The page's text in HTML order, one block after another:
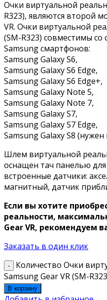
Очки виртуальной
R323), являются второй
VR. Очки виртуальной
(SM-R323) совместимы
Samsung смартфонов:
Samsung Galaxy S6,
Samsung Galaxy S6 Edge,
Samsung Galaxy S6 Edge+,
Samsung Galaxy Note 5,
Samsung Galaxy Note 7,
Samsung Galaxy S7,
Samsung Galaxy S7 Edge,
Samsung Galaxy S8
Шлем виртуальной
оснащен тач панелью
встроенные датчики:
магнитный, датчик
Если вы хотите
реальности,
Gear VR, рекомендуем
Заказать в один клик
Количество Очки
Samsung Gear VR (SM-
В корзину